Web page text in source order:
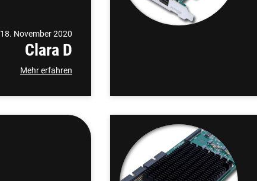
18. November 2020
Clara D
Mehr erfahren